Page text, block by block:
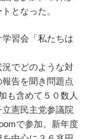
となった。
習会「私たちは
でどのような対
告を聞き問題点
も含めて５０数人
憲民主党参議院
で参加。新年度